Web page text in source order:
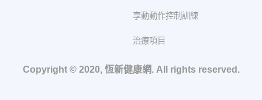
享動動作控制訓練
治療項目
Copyright © 2020, 恆新健康網. All rights reserved.